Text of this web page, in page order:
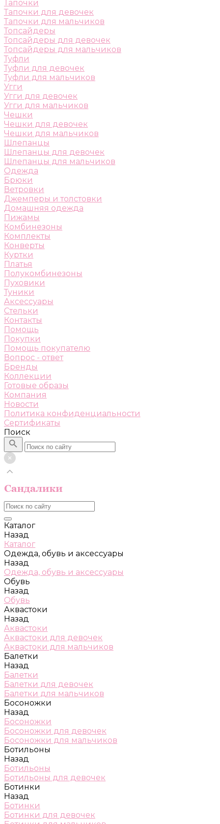
Тапочки
Тапочки для девочек
Тапочки для мальчиков
Топсайдеры
Топсайдеры для девочек
Топсайдеры для мальчиков
Туфли
Туфли для девочек
Туфли для мальчиков
Угги
Угги для девочек
Угги для мальчиков
Чешки
Чешки для девочек
Чешки для мальчиков
Шлепанцы
Шлепанцы для девочек
Шлепанцы для мальчиков
Одежда
Брюки
Ветровки
Джемперы и толстовки
Домашняя одежда
Пижамы
Комбинезоны
Комплекты
Конверты
Куртки
Платья
Полукомбинезоны
Пуховики
Туники
Аксессуары
Стельки
Контакты
Помощь
Покупки
Помощь покупателю
Вопрос - ответ
Бренды
Коллекции
Готовые образы
Компания
Новости
Политика конфиденциальности
Сертификаты
Поиск
Каталог
Назад
Каталог
Одежда, обувь и аксессуары
Назад
Одежда, обувь и аксессуары
Обувь
Назад
Обувь
Аквастоки
Назад
Аквастоки
Аквастоки для девочек
Аквастоки для мальчиков
Балетки
Назад
Балетки
Балетки для девочек
Балетки для мальчиков
Босоножки
Назад
Босоножки
Босоножки для девочек
Босоножки для мальчиков
Ботильоны
Назад
Ботильоны
Ботильоны для девочек
Ботинки
Назад
Ботинки
Ботинки для девочек